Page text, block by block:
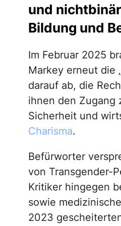
und
Bildung und
Im Februar 2025
Markey erneut die
darauf ab, die
ihnen den Zugang
Sicherheit und
Charisma.
Befürworter
von Transgender-
Kritiker hingegen
sowie
2023